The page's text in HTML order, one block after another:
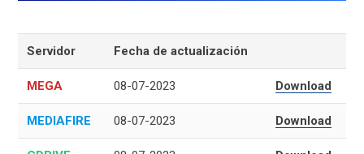
Servidor Fecha de actualización
MEGA 08-07-2023 Download
MEDIAFIRE 08-07-2023 Download